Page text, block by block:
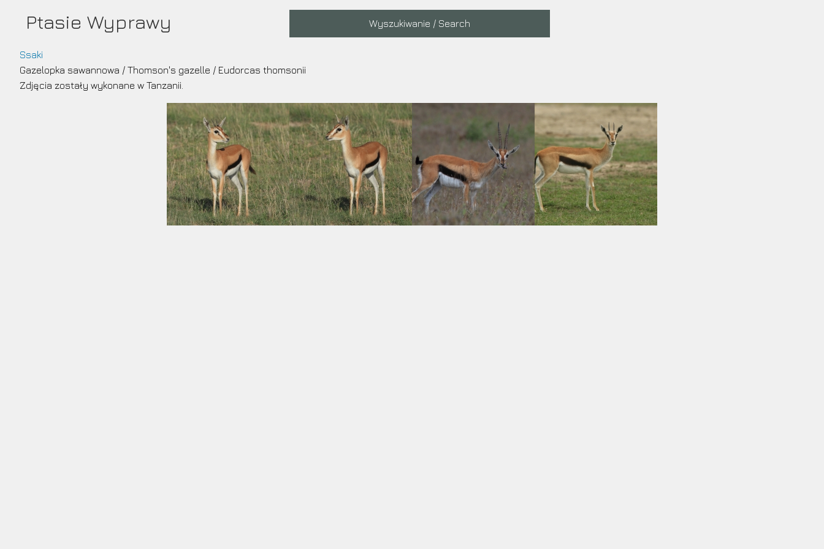
Ptasie Wyprawy
navigation
Wyszukiwanie / Search
Ssaki
Gazelopka sawannowa / Thomson's gazelle / Eudorcas thomsonii
Zdjęcia zostały wykonane w Tanzanii.